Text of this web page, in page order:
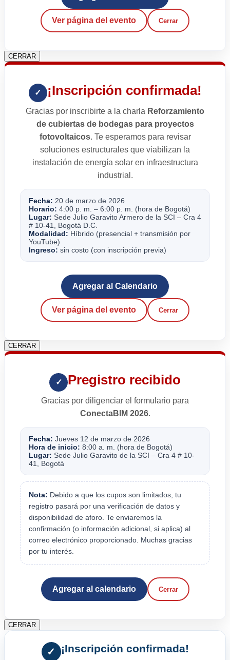
Ver página del evento Cerrar
CERRAR
✓ ¡Inscripción confirmada!
Gracias por inscribirte a la charla Reforzamiento
de cubiertas de bodegas para proyectos
fotovoltaicos. Te esperamos para revisar
soluciones estructurales que viabilizan la
instalación de energía solar en infraestructura
industrial.
Fecha: 20 de marzo de 2026
Horario: 4:00 p. m. – 6:00 p. m. (hora de Bogotá)
Lugar: Sede Julio Garavito Armero de la SCI – Cra 4
# 10-41, Bogotá D.C.
Modalidad: Híbrido (presencial + transmisión por
YouTube)
Ingreso: sin costo (con inscripción previa)
Agregar al Calendario
Ver página del evento Cerrar
CERRAR
✓ Pregistro recibido
Gracias por diligenciar el formulario para
ConectaBIM 2026.
Fecha: Jueves 12 de marzo de 2026
Hora de inicio: 8:00 a. m. (hora de Bogotá)
Lugar: Sede Julio Garavito de la SCI – Cra 4 # 10-
41, Bogotá
Nota: Debido a que los cupos son limitados, tu
registro pasará por una verificación de datos y
disponibilidad de aforo. Te enviaremos la
confirmación (o información adicional, si aplica) al
correo electrónico proporcionado. Muchas gracias
por tu interés.
Agregar al calendario Cerrar
CERRAR
✓ ¡Inscripción confirmada!